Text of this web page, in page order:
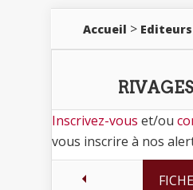
Accueil > Editeurs
RIVAGES
Inscrivez-vous et/ou
vous inscrire à nos